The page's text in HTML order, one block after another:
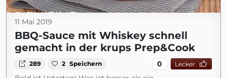
11 Mai 2019
BBQ-Sauce mit Whiskey schnell
gemacht in der krups Prep&Cook
289 2 Speichern 0 Lecker